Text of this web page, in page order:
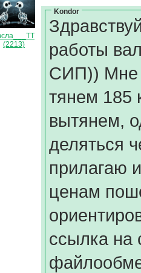
(2213)
Kondor
работы
СИП)) Мне
тянем 185
вытянем,
деляться
прилагаю
ценам
ссылка на